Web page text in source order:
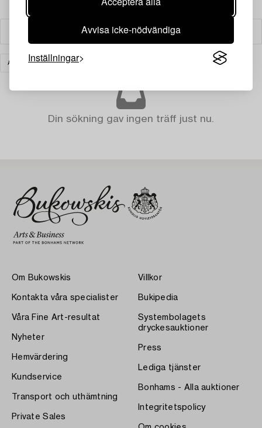
Avvisa icke-nödvändiga
Inställningar
Filter
ASIATISK KERAMIK & KONSTHANTVERK
Din sökning gav ingen träff just nu.
Om Bukowskis
Kontakta våra specialister
Våra Fine Art-resultat
Nyheter
Hemvärdering
Kundservice
Transport och uthämtning
Private Sales
Villkor
Bukipedia
Systembolagets
dryckesauktioner
Press
Lediga tjänster
Bonhams - Alla auktioner
Integritetspolicy